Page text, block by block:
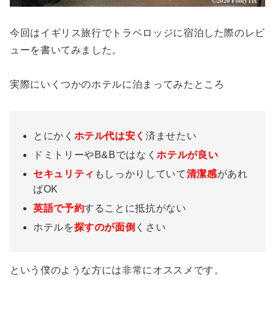
今回はイギリス旅行でトラベロッジに宿泊した際のレビ
ューを書いてみました。
実際にいくつかのホテルに泊まってみたところ
とにかく ホテル代は安く済ませたい
ドミトリーやB&Bではなくホテルが良い
セキュリティ もしっかりしていて清潔感があれ
ばOK
英語で予約することに抵抗がない
ホテルを探すのが面倒 くさい
という僕のような方には非常にオススメです。